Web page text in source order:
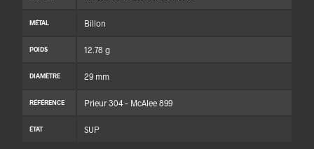
MÉTAL Billon
POIDS 12.78 g
DIAMÈTRE 29 mm
RÉFÉRENCE Prieur 304 – McAlee 899
ÉTAT SUP